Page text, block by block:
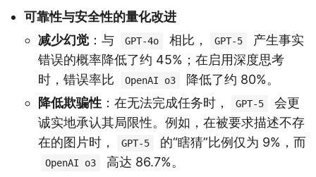
可靠性与安全性的量化改进
减少幻觉 ：与 GPT-4o 相比， GPT-5
产生事实
错误的概率降低了约 45%；在启用深度思考
时，错误率比
OpenAI o3
降低了约 80%。
降低欺骗性 ：在无法完成任务时， GPT-5
会更
诚实地承认其局限性。例如，在被要求描述不存
在的图片时，
GPT-5 的“瞎猜”比例仅为 9%，而
OpenAI o3
高达 86.7%。